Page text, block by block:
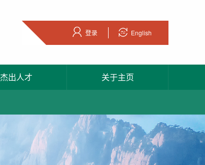
登录 English
杰出人才 关于主页